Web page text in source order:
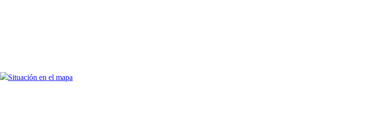
Situación en el mapa